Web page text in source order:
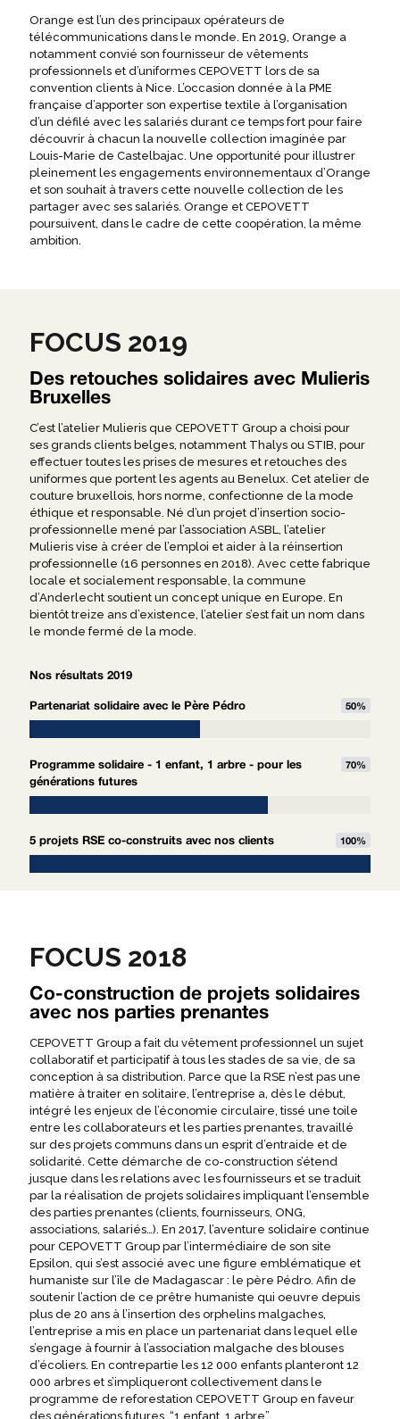
Orange est l’un des principaux opérateurs de
télécommunications dans le monde. En 2019, Orange a
notamment convié son fournisseur de vêtements
professionnels et d’uniformes CEPOVETT lors de sa
convention clients à Nice. L’occasion donnée à la PME
française d’apporter son expertise textile à l’organisation
d’un défilé avec les salariés durant ce temps fort pour faire
découvrir à chacun la nouvelle collection imaginée par
Louis-Marie de Castelbajac. Une opportunité pour illustrer
pleinement les engagements environnementaux d’Orange
et son souhait à travers cette nouvelle collection de les
partager avec ses salariés. Orange et CEPOVETT
poursuivent, dans le cadre de cette coopération, la même
ambition.
Nos résultats 2019
Partenariat solidaire avec le Père Pédro 50%
Programme solidaire - 1 enfant, 1 arbre - pour les
générations futures
70%
5 projets RSE co-construits avec nos clients 100%
FOCUS 2019
Des retouches solidaires avec Mulieris
Bruxelles
C’est l’atelier Mulieris que CEPOVETT Group a choisi pour
ses grands clients belges, notamment Thalys ou STIB, pour
effectuer toutes les prises de mesures et retouches des
uniformes que portent les agents au Benelux. Cet atelier de
couture bruxellois, hors norme, confectionne de la mode
éthique et responsable. Né d’un projet d’insertion socio-
professionnelle mené par l’association ASBL, l’atelier
Mulieris vise à créer de l’emploi et aider à la réinsertion
professionnelle (16 personnes en 2018). Avec cette fabrique
locale et socialement responsable, la commune
d’Anderlecht soutient un concept unique en Europe. En
bientôt treize ans d’existence, l’atelier s’est fait un nom dans
le monde fermé de la mode.
FOCUS 2018
Co-construction de projets solidaires
avec nos parties prenantes
CEPOVETT Group a fait du vêtement professionnel un sujet
collaboratif et participatif à tous les stades de sa vie, de sa
conception à sa distribution. Parce que la RSE n’est pas une
matière à traiter en solitaire, l’entreprise a, dès le début,
intégré les enjeux de l’économie circulaire, tissé une toile
entre les collaborateurs et les parties prenantes, travaillé
sur des projets communs dans un esprit d’entraide et de
solidarité. Cette démarche de co-construction s’étend
jusque dans les relations avec les fournisseurs et se traduit
par la réalisation de projets solidaires impliquant l’ensemble
des parties prenantes (clients, fournisseurs, ONG,
associations, salariés…). En 2017, l’aventure solidaire continue
pour CEPOVETT Group par l’intermédiaire de son site
Epsilon, qui s’est associé avec une figure emblématique et
humaniste sur l’île de Madagascar : le père Pédro. Afin de
soutenir l’action de ce prêtre humaniste qui oeuvre depuis
plus de 20 ans à l’insertion des orphelins malgaches,
l’entreprise a mis en place un partenariat dans lequel elle
s’engage à fournir à l’association malgache des blouses
d’écoliers. En contrepartie les 12 000 enfants planteront 12
000 arbres et s’impliqueront collectivement dans le
programme de reforestation CEPOVETT Group en faveur
des générations futures, “1 enfant, 1 arbre”.